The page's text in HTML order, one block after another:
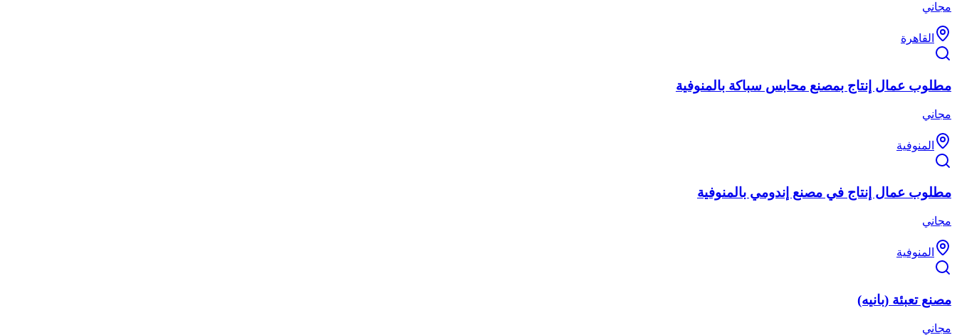
مجاني
القاهرة
مطلوب عمال إنتاج بمصنع محابس سباكة بالمنوفية
مجاني
المنوفية
مطلوب عمال إنتاج في مصنع إندومي بالمنوفية
مجاني
المنوفية
مصنع تعبئة (بانيه)
مجاني